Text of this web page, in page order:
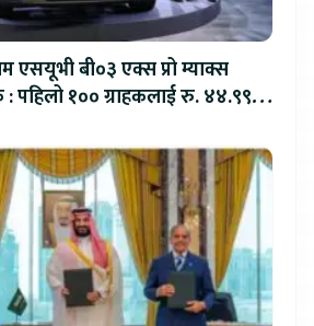
एसयूभी बी०३ एक्स प्रो म्याक्स
: पहिलो १०० ग्राहकलाई रु. ४४.९९